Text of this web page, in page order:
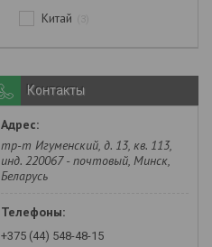
Китай
Контакты
тр-т Игуменский, д. 13, кв. 113,
инд. 220067 - почтовый, Минск,
Беларусь
+375 (44) 548-48-15